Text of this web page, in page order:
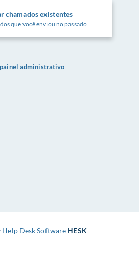
chamados existentes
que você enviou no passado
administrativo
Help Desk Software HESK